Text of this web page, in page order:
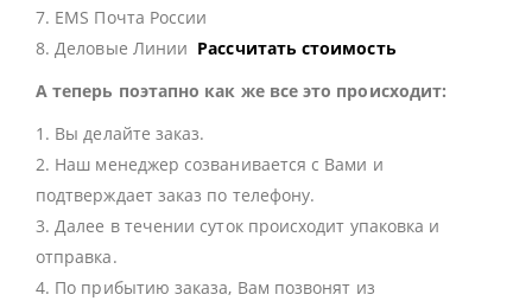
7. EMS Почта России
8. Деловые Линии Рассчитать стоимость
А теперь поэтапно как же все это происходит:
1. Вы делайте заказ.
2. Наш менеджер созванивается с Вами и
подтверждает заказ по телефону.
3. Далее в течении суток происходит упаковка и
отправка.
4. По прибытию заказа, Вам позвонят из